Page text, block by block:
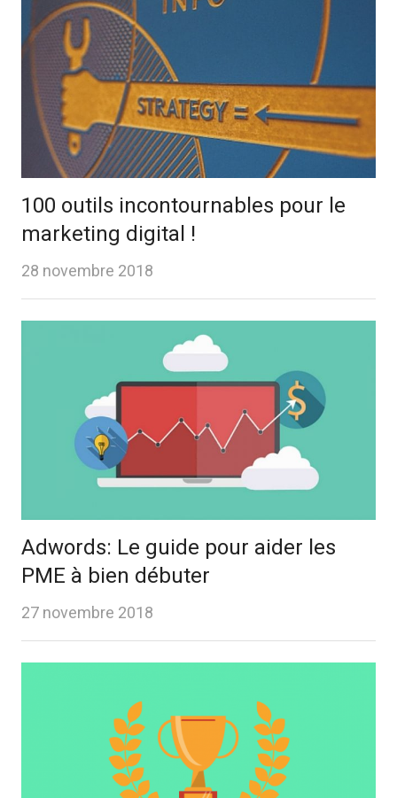
100 outils incontournables pour le
marketing digital !
28 novembre 2018
Adwords: Le guide pour aider les
PME à bien débuter
27 novembre 2018